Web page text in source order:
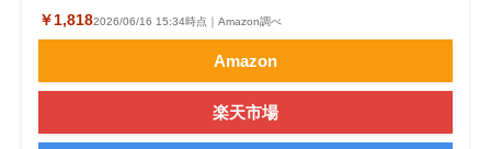
￥1,8182026/06/16 15:34時点｜Amazon調べ
Amazon
楽天市場